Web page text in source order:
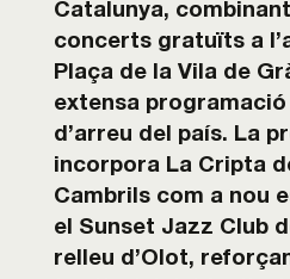
Catalunya,
concerts gratuïts a
Plaça de la Vila de
extensa
d’arreu del país. La
incorpora La Cripta
Cambrils com a nou
el Sunset Jazz Club
relleu d’Olot,